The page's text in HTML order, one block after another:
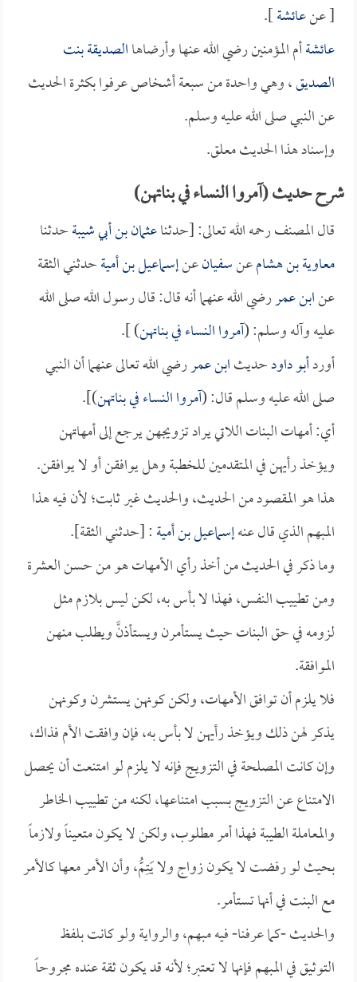
[ عنعائشة].
عائشةأم المؤمنين رضي الله عنها وأرضاهاالصديقة بنت
الصديق، وهي واحدة من سبعة أشخاص عرفوا بكثرة الحديث
عن النبي صلى الله عليه وسلم.
وإسناد هذا الحديث معلق.
شرح حديث (آمروا النساء في بناتهن)
قال المصنف رحمه الله تعالى: [حدثناعثمان بن أبي شيبةحدثنا
معاوية بن هشامعنسفيانعنإسماعيل بن أميةحدثني الثقة
عنابن عمررضي الله عنهما أنه قال: قال رسول الله صلى الله
عليه وآله وسلم: (آمروا النساء في بناتهن) ].
أوردأبو داودحديثابن عمررضي الله تعالى عنهما أن النبي
صلى الله عليه وسلم قال: (آمروا النساء في بناتهن)].
أي: أمهات البنات اللاتي يراد تزويجهن يرجع إلى أمهاتهن
ويؤخذ رأيهن في المتقدمين للخطبة وهل يوافقن أو لا يوافقن.
هذا هو المقصود من الحديث، والحديث غير ثابت؛ لأن فيه هذا
المبهم الذي قال عنهإسماعيل بن أمية: [حدثني الثقة].
وما ذكر في الحديث من أخذ رأي الأمهات هو من حسن العشرة
ومن تطييب النفس، فهذا لا بأس به، لكن ليس بلازم مثل
لزومه في حق البنات حيث يستأمرن ويستأذنَّ ويطلب منهن
الموافقة.
فلا يلزم أن توافق الأمهات، ولكن كونهن يستشرن وكونهن
يذكر لهن ذلك ويؤخذ رأيهن لا بأس به، فإن وافقت الأم فذاك،
وإن كانت المصلحة في التزويج فإنه لا يلزم لو امتنعت أن يحصل
الامتناع عن التزويج بسبب امتناعها، لكنه من تطييب الخاطر
والمعاملة الطيبة فهذا أمر مطلوب، ولكن لا يكون متعيناً ولازماً
بحيث لو رفضت لا يكون زواج ولا يَتِمُّ، وأن الأمر معها كالأمر
مع البنت في أنها تستأمر.
والحديث -كما عرفنا- فيه مبهم، والرواية ولو كانت بلفظ
التوثيق في المبهم فإنها لا تعتبر؛ لأنه قد يكون ثقة عنده مجروحاً